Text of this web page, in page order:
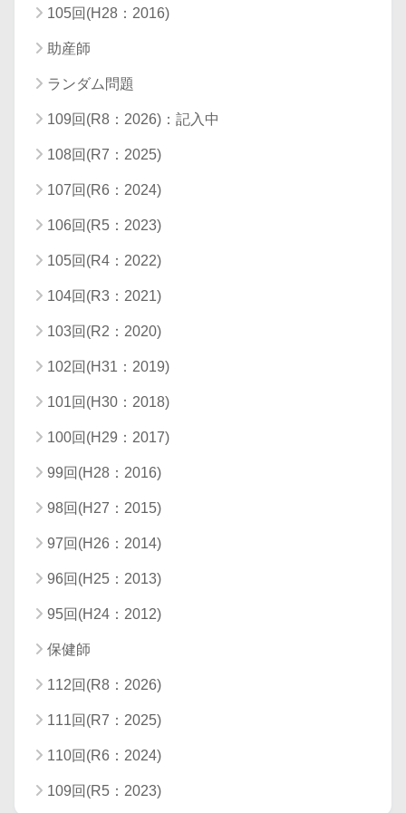
105回(H28：2016)
助産師
ランダム問題
109回(R8：2026)：記入中
108回(R7：2025)
107回(R6：2024)
106回(R5：2023)
105回(R4：2022)
104回(R3：2021)
103回(R2：2020)
102回(H31：2019)
101回(H30：2018)
100回(H29：2017)
99回(H28：2016)
98回(H27：2015)
97回(H26：2014)
96回(H25：2013)
95回(H24：2012)
保健師
112回(R8：2026)
111回(R7：2025)
110回(R6：2024)
109回(R5：2023)